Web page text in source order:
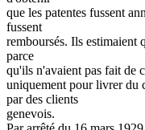
que les patentes fussent
fussent
remboursés. Ils estimaient
parce
qu'ils n'avaient pas fait de
uniquement pour livrer du
par des clients
genevois.